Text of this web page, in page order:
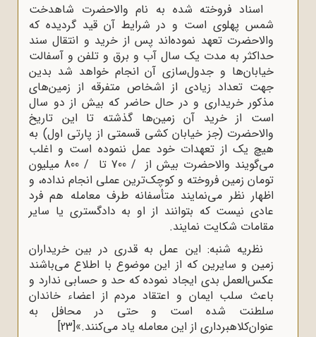
اسناد فروخته شده به نام والاحضرت شاهدخت
شمس پهلوى است و در شرایط آن قید گردیده که
والاحضرت تعهد نموده‌اند پس از خرید و انتقال سند
حداکثر به مدت یک سال آب و برق و تلفن و آسفالت
خیابان‌ها و جدول‌سازى آن انجام خواهد شد بدین
جهت تعداد زیادى از اشخاص متفرقه از زمین‌هاى
مذکور خریدارى و در حال حاضر که بیش از دو سال
است از خرید آن زمین‌ها گذشته تا این تاریخ
والاحضرت (جز خیابان کشى قسمتى از پارتى اول) به
هیچ یک از تعهدات خود عمل ننموده است و اغلب
مى‌گویند والاحضرت بیش از / 700 تا / 800 میلیون
تومان زمین فروخته و کوچک‌ترین عملى انجام نداده، و
اظهار نظر مى‌نمایند متأسفانه طرف معامله هم فرد
عادى نیست که بتوانند از او به دادگسترى یا سایر
مقامات شکایت نمایند.
نظریه شنبه: این عمل به قدرى در بین خریداران
زمین و سایرین که از این موضوع با اطلاع مى‌باشند
عکس‌العمل بدى ایجاد نموده که حد و حسابى ندارد و
باعث سلب ایمان و اعتقاد مردم از اعضاء خاندان
سلطنت شده است و حتى در محافل به
عنوان‌کلاهبردارى از این معامله یاد مى‌کنند.»[23]